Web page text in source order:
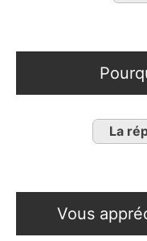
La
Vous